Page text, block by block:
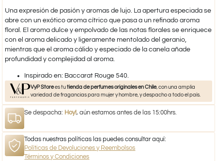
Una expresión de pasión y aromas de lujo. La apertura especiada se
abre con un exótico aroma cítrico que pasa a un refinado aroma
floral. El aroma dulce y empolvado de las notas florales se enriquece
con el aroma delicado y ligeramente mentolado del geranio,
mientras que el aroma cálido y especiado de la canela añade
profundidad y complejidad al aroma.
​Inspirado en: Baccarat Rouge 540.
VyP Storees tutienda de perfumes originales en Chile, con una amplia
variedad de fragancias para mujer y hombre, y despacho a todo el país.
Se despacha: Hoy!, aún estamos antes de las 15:00hrs.
Todas nuestras políticas las puedes consultar aquí:
Políticas de Devoluciones y Reembolsos
Términos y Condiciones